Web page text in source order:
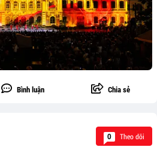
Bình luận Chia sẻ
0 Theo dõi